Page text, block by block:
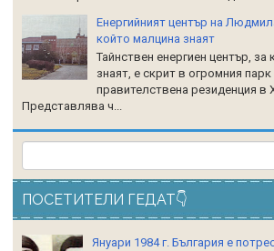
Енергийният център на
който малцина знаят
Тайнствен енергиен център, за
знаят, е скрит в огромния
правителствена резиденция в
Представлява ч...
ПОСЕТИТЕЛИ ГЕДАТ👇
Януари 1984 г. България е